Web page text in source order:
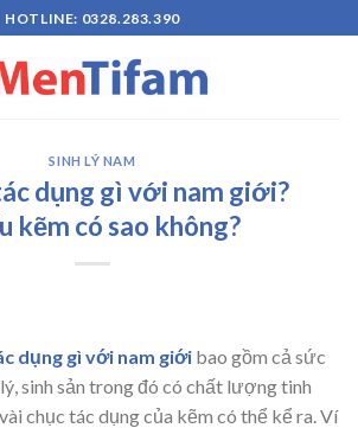
HOTLINE: 0328.283.390
SINH LÝ NAM
dụng gì với nam giới?
kẽm có sao không?
dụng gì với nam giới bao gồm cả sức
sinh sản trong đó có chất lượng tinh
chục tác dụng của kẽm có thể kể ra. Ví